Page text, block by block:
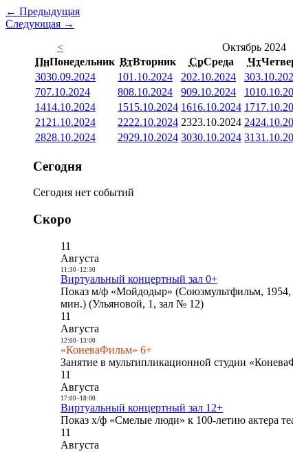
← Предыдущая
Следующая →
<
Октябрь 2024
ПнПонедельник ВтВторник СрСреда Чт
3030.09.2024 101.10.2024 202.10.2024 3
707.10.2024 808.10.2024 909.10.2024 10
1414.10.2024 1515.10.2024 1616.10.2024 17
21 21.10.2024 2222.10.2024 2323.10.2024 24
2828.10.2024 2929.10.2024 3030.10.2024 31
Сегодня
Сегодня нет событий
Скоро
11
Августа
11:30- 12:30
Виртуальный концертный зал 0+
Показ м/ф «Мойдодыр» (Союзмультфильм,
мин.) (Ульяновой, 1, зал № 12)
11
Августа
12:00- 13:00
«КоневаФильм» 6+
Занятие в мультипликационной студии
11
Августа
17:00- 18:00
Виртуальный концертный зал 12+
Показ х/ф «Смелые люди» к 100-летию актера
11
Августа